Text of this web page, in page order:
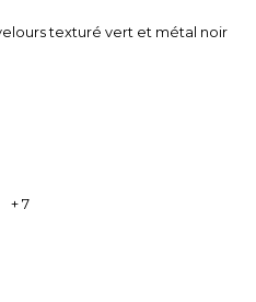
texturé vert et métal noir
+ 7